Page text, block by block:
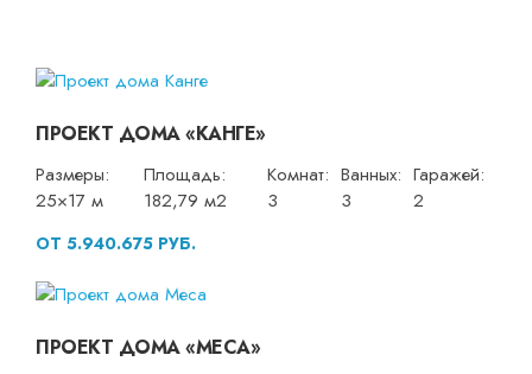
ПРОЕКТ ДОМА «КАНГЕ»
Размеры:
25×17 м
Площадь:
182,79 м2
Комнат:
3
Ванных:
3
Гаражей:
2
ОТ 5.940.675 РУБ.
ПРОЕКТ ДОМА «МЕСА»